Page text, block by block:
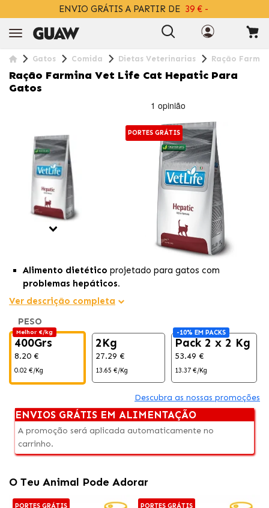
DESCARREGA A APP COM 2% DESCONTO EXTRA
Gatos Comida Dietas Veterinarias Ração
Ração Farmina Vet Life Cat Hepatic Para
Gatos
PORTES GRÁTIS
Alimento dietético projetado para gatos com
problemas hepáticos.
Ajuda aminimizar a acumulação de gordura no
, sendo ideal para gatos com doenças hepáticas.
Alimento para gatos com
para garantir umalto nível de nutrientese umadieta
completa
Ver descrição completa
PESO
Melhor €/kg
400Grs
8.20 €
0.02 €/Kg
2Kg
27.29 €
13.65 €/Kg
-10% EM PACKS
Pack 2 x 2 Kg
53.49 €
13.37 €/Kg
Descubra as nossas promoções
ENVIOS GRÁTIS EM ALIMENTAÇÃO
A promoção será aplicada automaticamente no
carrinho.
O Teu Animal Pode Adorar
PORTES GRÁTIS PORTES GRÁTIS